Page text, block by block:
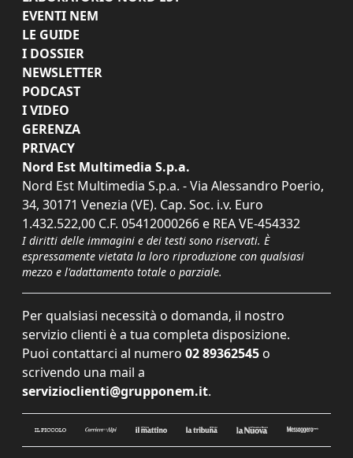
EVENTI NEM
LE GUIDE
I DOSSIER
NEWSLETTER
PODCAST
I VIDEO
GERENZA
PRIVACY
Nord Est Multimedia S.p.a.
Nord Est Multimedia S.p.a. - Via Alessandro Poerio,
34, 30171 Venezia (VE). Cap. Soc. i.v. Euro
1.432.522,00 C.F. 05412000266 e REA VE-454332
I diritti delle immagini e dei testi sono riservati. È
espressamente vietata la loro riproduzione con qualsiasi
mezzo e l'adattamento totale o parziale.
Per qualsiasi necessità o domanda, il nostro
servizio clienti è a tua completa disposizione.
Puoi contattarci al numero 02 89362545 o
scrivendo una mail a
servizioclienti@grupponem.it.